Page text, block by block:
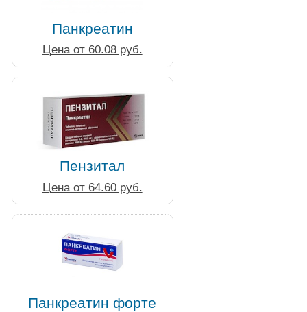
Панкреатин
Цена от 60.08 руб.
Пензитал
Цена от 64.60 руб.
Панкреатин форте